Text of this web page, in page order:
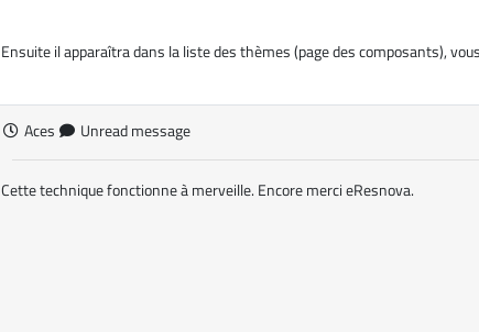
Ensuite il apparaîtra dans la liste des thèmes (page des composants),
Aces Unread message
Cette technique fonctionne à merveille. Encore merci eResnova.